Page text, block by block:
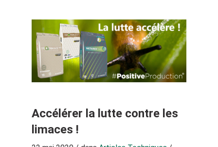
Accélérer la lutte contre les
limaces !